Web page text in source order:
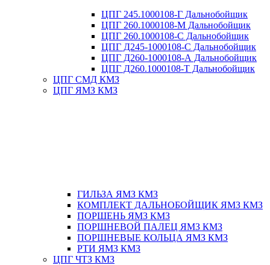
ЦПГ 245.1000108-Г Дальнобойщик
ЦПГ 260.1000108-М Дальнобойщик
ЦПГ 260.1000108-С Дальнобойщик
ЦПГ Д245-1000108-С Дальнобойщик
ЦПГ Д260-1000108-А Дальнобойщик
ЦПГ Д260.1000108-Т Дальнобойщик
ЦПГ СМД КМЗ
ЦПГ ЯМЗ КМЗ
ГИЛЬЗА ЯМЗ КМЗ
КОМПЛЕКТ ДАЛЬНОБОЙЩИК ЯМЗ КМЗ
ПОРШЕНЬ ЯМЗ КМЗ
ПОРШНЕВОЙ ПАЛЕЦ ЯМЗ КМЗ
ПОРШНЕВЫЕ КОЛЬЦА ЯМЗ КМЗ
РТИ ЯМЗ КМЗ
ЦПГ ЧТЗ КМЗ